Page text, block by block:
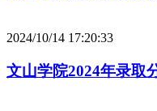
2024/10/14 17:20:33
文山学院2024年录取